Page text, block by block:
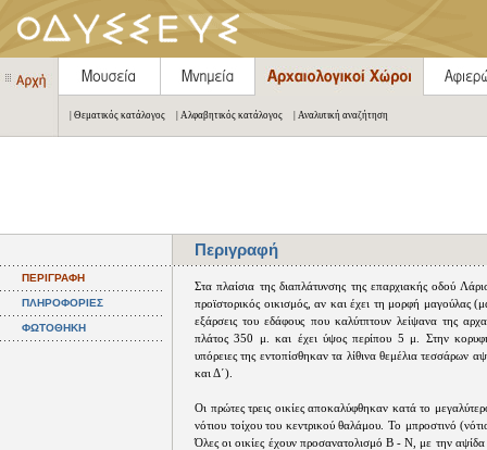
| Θεματικός κατάλογος | Αλφαβητικός κατάλογος | Αναλυτική αναζήτηση
Περιγραφή
ΠΕΡΙΓΡΑΦΗ
ΠΛΗΡΟΦΟΡΙΕΣ
ΦΩΤΟΘΗΚΗ
Στα πλαίσια της διαπλάτυνσης της επαρχιακής οδού
προϊστορικός οικισμός, αν και έχει τη μορφή μαγούλας
εξάρσεις του εδάφους που καλύτπτουν λείψανα της
πλάτος 350 μ. και έχει ύψος περίπου 5 μ. Στην
υπόρειες της εντοπίσθηκαν τα λίθινα θεμέλια
και Δ΄).
Οι πρώτες τρεις οικίες αποκαλύφθηκαν κατά το
νότιου τοίχου του κεντρικού θαλάμου. Το μπροστινό
Όλες οι οικίες έχουν προσανατολισμό Β - Ν, με την